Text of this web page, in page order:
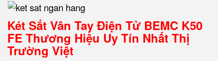
Két Sắt Vân Tay Điện Tử BEMC K50
FE Thương Hiệu Uy Tín Nhất Thị
Trường Việt